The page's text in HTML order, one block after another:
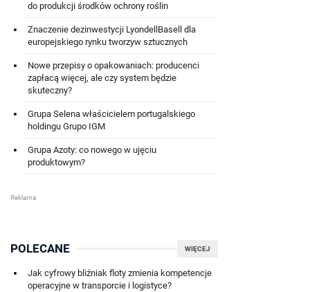
do produkcji środków ochrony roślin
Znaczenie dezinwestycji LyondellBasell dla
europejskiego rynku tworzyw sztucznych
Nowe przepisy o opakowaniach: producenci
zapłacą więcej, ale czy system będzie
skuteczny?
Grupa Selena właścicielem portugalskiego
holdingu Grupo IGM
Grupa Azoty: co nowego w ujęciu
produktowym?
WIĘCEJ
POLECANE
Jak cyfrowy bliźniak floty zmienia kompetencje
operacyjne w transporcie i logistyce?